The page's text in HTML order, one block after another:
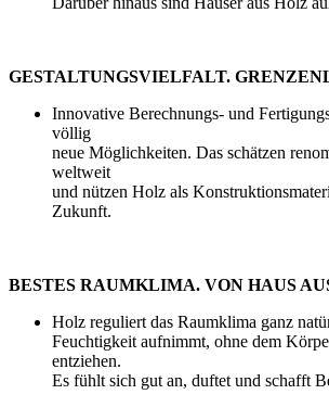
GESTALTUNGSVIELFALT.
Innovative Berechnungs- und
völlig
neue Möglichkeiten. Das schätzen
weltweit
und nützen Holz als
Zukunft.
BESTES RAUMKLIMA. VON HAUS
Holz reguliert das Raumklima ganz
Feuchtigkeit aufnimmt, ohne dem
entziehen.
Es fühlt sich gut an, duftet und schafft